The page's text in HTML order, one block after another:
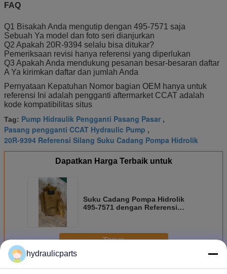
FAQ
Q1 Bisakah Anda mengutip dengan 495-7571 saja
Sebuah Ya model dan foto seri dianjurkan
Q2 Apakah 20R-9394 selalu bisa ditukar?
Pemeriksaan revisi hanya referensi yang diperlukan
Q3 Apakah Anda mendukung pesanan besar-besaran daftar
A Ya kirimkan daftar dan jumlah Anda
Pernyataan Kepatuhan Nomor bagian OEM hanya untuk
referensi Ini adalah pengganti aftermarket CCAT adalah
kode kompatibilitas situs
Tag: Pump Hidraulik Pengganti Pasang Pasar ,
Pasang pengganti CCAT Hydraulic Pump ,
20R-9394 Referensi Silang Suku Cadang Pompa Hidrolik
Dapatkan Harga Terbaik untuk
Suku Cadang Pompa Hidrolik
495-7571 dengan Referensi
Terus
LebihPompa hidrolik Caterpillar
hydraulicparts